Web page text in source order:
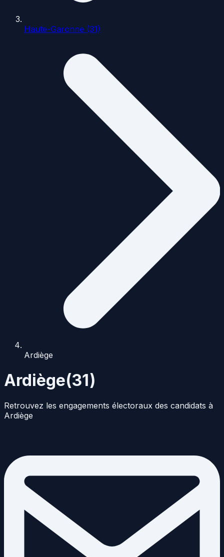
Haute-Garonne (31)
Ardiège
Ardiège(31)
Retrouvez les engagements électoraux des candidats à
Ardiège